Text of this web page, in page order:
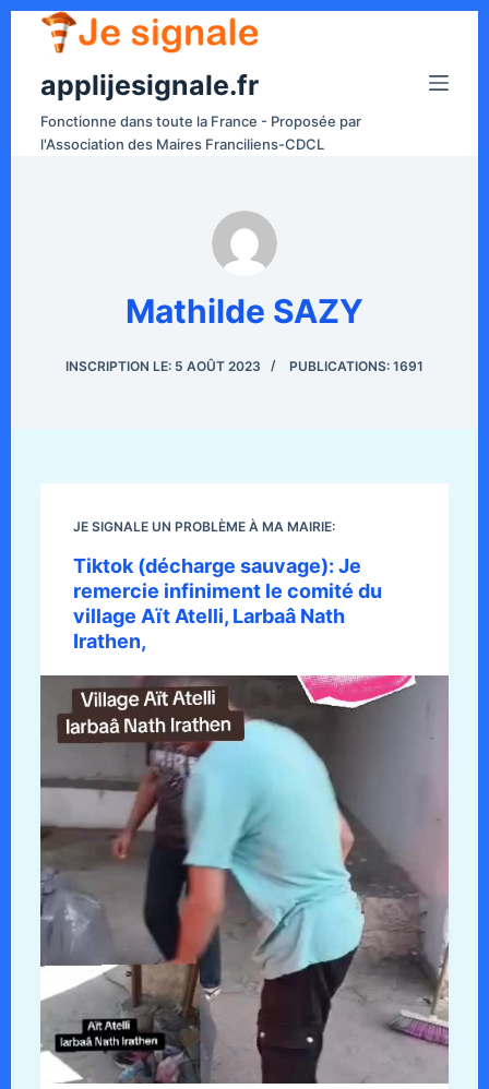
applijesignale.fr
Fonctionne dans toute la France - Proposée par
l'Association des Maires Franciliens-CDCL
Mathilde SAZY
INSCRIPTION LE: 5 AOÛT 2023 PUBLICATIONS: 1691
JE SIGNALE UN PROBLÈME À MA MAIRIE:
Tiktok (décharge sauvage): Je
remercie infiniment le comité du
village Aït Atelli, Larbaâ Nath
Irathen,